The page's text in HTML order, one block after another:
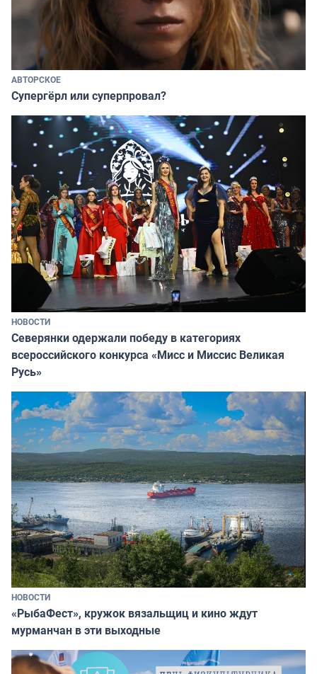
АВТОРСКОЕ
Супергёрл или суперпровал?
НОВОСТИ
Северянки одержали победу в категориях
всероссийского конкурса «Мисс и Миссис Великая
Русь»
НОВОСТИ
«РыбаФест», кружок вязальщиц и кино ждут
мурманчан в эти выходные